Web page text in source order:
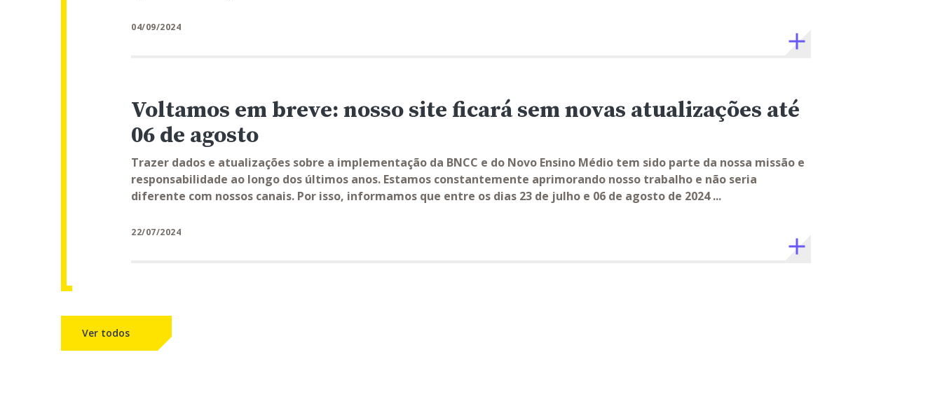
04/09/2024
Voltamos em breve: nosso site ficará sem novas atualizações até
06 de agosto
Trazer dados e atualizações sobre a implementação da BNCC e do Novo Ensino Médio tem sido parte da nossa missão e
responsabilidade ao longo dos últimos anos. Estamos constantemente aprimorando nosso trabalho e não seria
diferente com nossos canais. Por isso, informamos que entre os dias 23 de julho e 06 de agosto de 2024 ...
22/07/2024
Ver todos